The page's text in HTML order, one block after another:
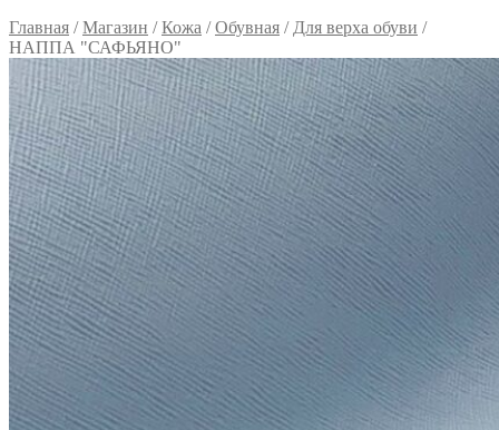
Главная /Магазин /Кожа /Обувная / Для верха обуви /
НАППА "САФЬЯНО"